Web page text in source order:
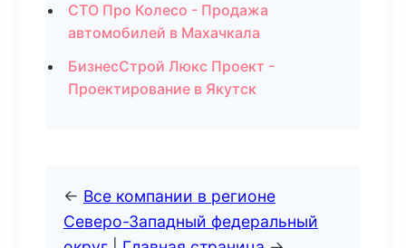
СТО Про Колесо - Продажа
автомобилей в Махачкала
БизнесСтрой Люкс Проект -
Проектирование в Якутск
← Все компании в регионе
Северо-Западный федеральный